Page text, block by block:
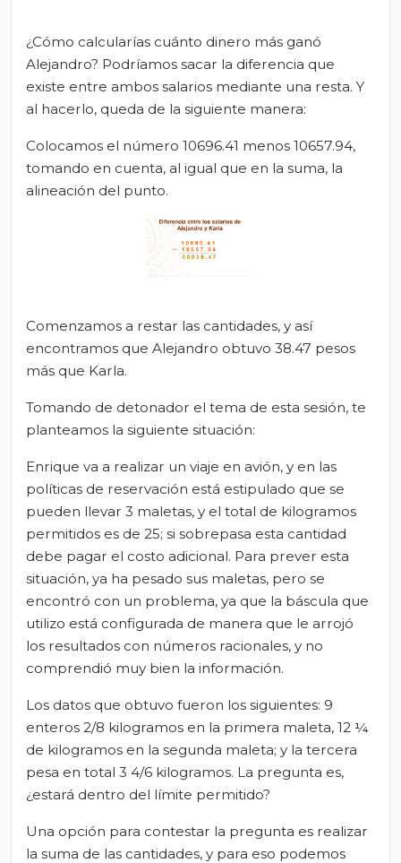
¿Cómo calcularías cuánto dinero más ganó
Alejandro? Podríamos sacar la diferencia que
existe entre ambos salarios mediante una resta. Y
al hacerlo, queda de la siguiente manera:
Colocamos el número 10696.41 menos 10657.94,
tomando en cuenta, al igual que en la suma, la
alineación del punto.
Comenzamos a restar las cantidades, y así
encontramos que Alejandro obtuvo 38.47 pesos
más que Karla.
Tomando de detonador el tema de esta sesión, te
planteamos la siguiente situación:
Enrique va a realizar un viaje en avión, y en las
políticas de reservación está estipulado que se
pueden llevar 3 maletas, y el total de kilogramos
permitidos es de 25; si sobrepasa esta cantidad
debe pagar el costo adicional. Para prever esta
situación, ya ha pesado sus maletas, pero se
encontró con un problema, ya que la báscula que
utilizo está configurada de manera que le arrojó
los resultados con números racionales, y no
comprendió muy bien la información.
Los datos que obtuvo fueron los siguientes: 9
enteros 2/8 kilogramos en la primera maleta, 12 ¼
de kilogramos en la segunda maleta; y la tercera
pesa en total 3 4/6 kilogramos. La pregunta es,
¿estará dentro del límite permitido?
Una opción para contestar la pregunta es realizar
la suma de las cantidades, y para eso podemos